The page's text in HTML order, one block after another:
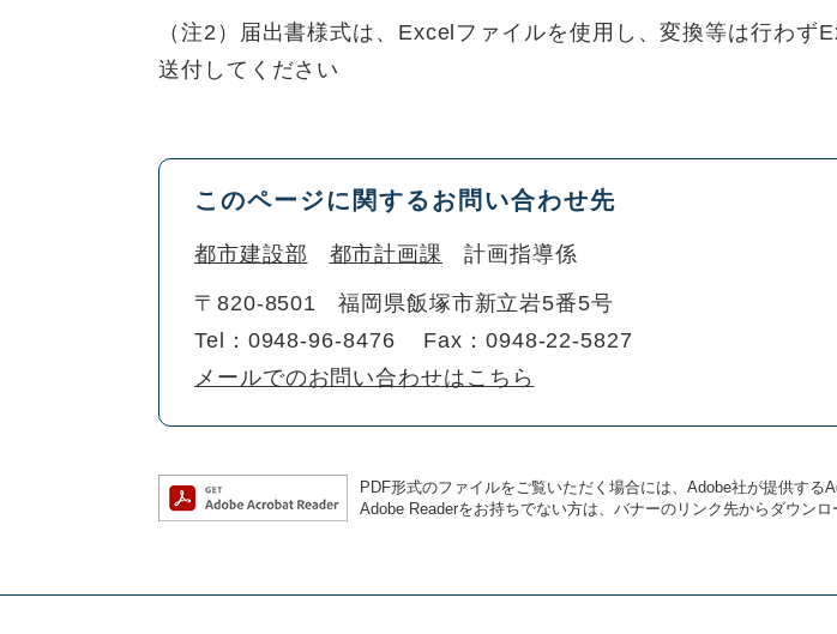
（注2）届出書様式は、Excelファイルを使用し、変換等は行わず
送付してください
このページに関するお問い合わせ先
都市建設部 都市計画課 計画指導係
〒820-8501
福岡県飯塚市新立岩5番5号
Tel：0948-96-8476
Fax：0948-22-5827
メールでのお問い合わせはこちら
PDF形式のファイルをご覧いただく場合には、Adobe社が提供する
Adobe Readerをお持ちでない方は、バナーのリンク先からダウンロ